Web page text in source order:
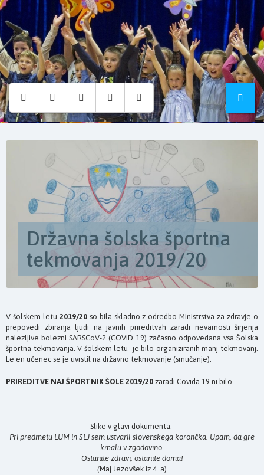
Osnovna
šola
Hruševec
Državna šolska športna
tekmovanja 2019/20
V šolskem letu 2019/20so bila skladno z odredbo Ministrstva za zdravje o
prepovedi zbiranja ljudi na javnih prireditvah zaradi nevarnosti širjenja
nalezljive bolezni SARSCoV-2 (COVID 19) začasno odpovedana vsa Šolska
športna tekmovanja. V šolskem letu je bilo organiziranih manj tekmovanj.
Le en učenec se je uvrstil na državno tekmovanje (smučanje).
PRIREDITVE NAJ ŠPORTNIK ŠOLE 2019/20 zaradi Covida-19 ni bilo.
Slike v glavi dokumenta:
Pri predmetu LUM in SLJ sem ustvaril slovenskega korončka. Upam, da gre
kmalu v zgodovino.
Ostanite zdravi, ostanite doma!
(Maj Jezovšek iz 4. a)